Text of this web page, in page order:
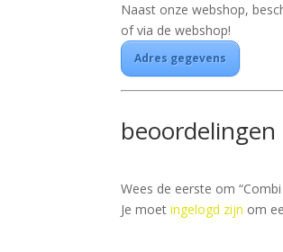
Naast onze webshop,
of via de webshop!
Adres gegevens
beoordelingen
Wees de eerste om
Je moetingelogd zijn om